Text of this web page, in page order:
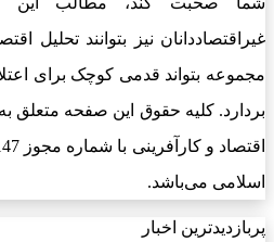
غیراقتصاددانان نیز بتوانند تحلیل
مجموعه بتواند قدمی کوچک برای
بردارد. کلیه حقوق این صفحه متعلق
اسلامی می‌باشد.
پربازدیدترین اخبار